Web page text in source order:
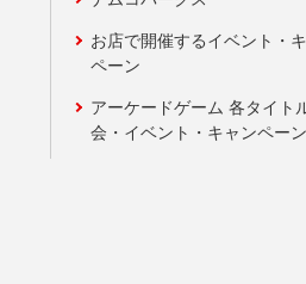
お店で開催するイベント・
ペーン
アーケードゲーム 各タイト
会・イベント・キャンペーン